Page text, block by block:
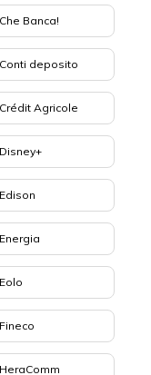
Che Banca!
Conti deposito
Crédit Agricole
Disney+
Edison
Energia
Eolo
Fineco
HeraComm